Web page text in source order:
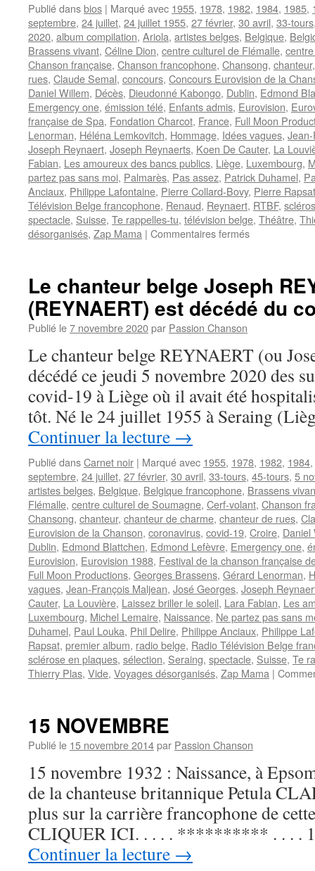
Publié dansbios | Marqué avec 1955, 1978, 1982, 1984, 1985,
septembre, 24 juillet, 24 juillet 1955, 27 février, 30 avril, 33-tours
2020, album compilation, Ariola, artistes belges, Belgique,
Brassens vivant, Céline Dion, centre culturel de Flémalle,
Chanson française, Chanson francophone, Chansong, chanteur
rues, Claude Semal, concours, Concours Eurovision de la
Daniel Willem, Décès, Dieudonné Kabongo, Dublin, Edmond
Emergency one, émission télé, Enfants admis, Eurovision,
française de Spa, Fondation Charcot, France, Full Moon
Lenorman, Héléna Lemkovitch, Hommage, Idées vagues,
Joseph Reynaert, Joseph Reynaerts, Koen De Cauter, La
Fabian, Les amoureux des bancs publics, Liège, Luxembourg,
partez pas sans moi, Palmarès, Pas assez, Patrick Duhamel,
Anciaux, Philippe Lafontaine, Pierre Collard-Bovy, Pierre Rapsat
Télévision Belge francophone, Renaud, Reynaert, RTBF,
spectacle, Suisse, Te rappelles-tu, télévision belge, Théâtre,
désorganisés, Zap Mama | Commentaires ferméssur
Le chanteur belge Joseph
(REYNAERT) est décédé du
Publié le7 novembre 2020par Passion Chanson
Le chanteur belge REYNAERT (ou
décédé ce jeudi 5 novembre 2020 des
covid-19 à Liège où il avait été
tôt. Né le 24 juillet 1955 à Seraing
Continuer la lecture →
Publié dansCarnet noir | Marqué avec 1955, 1978, 1982, 1984,
septembre, 24 juillet, 27 février, 30 avril, 33-tours, 45-tours, 5
artistes belges, Belgique, Belgique francophone, Brassens
Flémalle, centre culturel de Soumagne, Cerf-volant, Chanson
Chansong, chanteur, chanteur de charme, chanteur de rues,
Eurovision de la Chanson, coronavirus, covid-19, Croire, Daniel
Dublin, Edmond Blattchen, Edmond Lefèvre, Emergency one,
Eurovision, Eurovision 1988, Festival de la chanson française
Full Moon Productions, Georges Brassens, Gérard Lenorman,
vagues, Jean-François Maljean, José Georges, Joseph
Cauter, La Louvière, Laissez briller le soleil, Lara Fabian, Les
Luxembourg, Michel Lemaire, Naissance, Ne partez pas sans
Duhamel, Paul Louka, Phil Delire, Philippe Anciaux, Philippe
Rapsat, premier album, radio belge, Radio Télévision Belge
sclérose en plaques, sélection, Seraing, spectacle, Suisse, Te
Thierry Plas, Vide, Voyages désorganisés, Zap Mama |
15 NOVEMBRE
Publié le 15 novembre 2014par Passion Chanson
15 novembre 1932 : Naissance, à
de la chanteuse britannique Petula
plus sur la carrière francophone de
CLIQUER ICI. . . . . ********** . . . .
Continuer la lecture →